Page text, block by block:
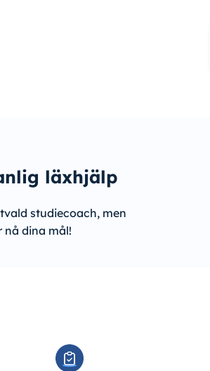
läxhjälp
studiecoach, men
dina mål!